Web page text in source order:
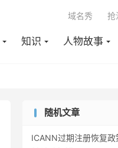
知识 人物故事
域名秀 抢
随机文章
ICANN过期注册恢复